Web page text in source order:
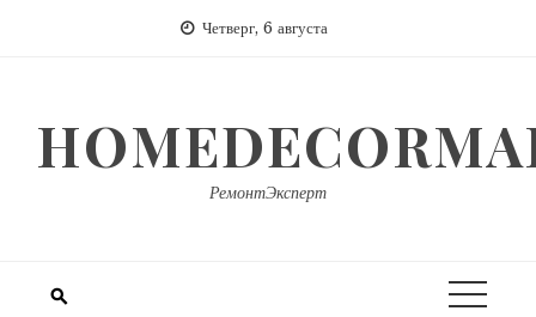
Четверг, 6 августа
РемонтЭксперт